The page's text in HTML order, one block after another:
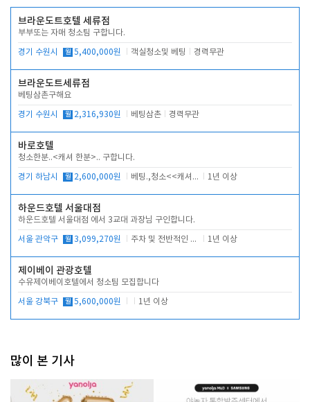
브라운도트호텔 세류점
부부또는 자매 청소팀 구합니다.
경기 수원시 월 5,400,000원 객실청소및 베팅 경력무관
브라운도트세류점
베팅삼촌구해요
경기 수원시 월 2,316,930원 베팅삼촌 경력무관
바로호텔
청소한분..<캐셔 한분>.. 구합니다.
경기 하남시 월 2,600,000원 베팅.,청소<<캐셔 모셔봅니다. 1년 이상
하운드호텔 서울대점
하운드호텔 서울대점 에서 3교대 과장님 구인합니다.
서울 관악구 월 3,099,270원 주차 및 전반적인 당번업무 1년 이상
제이베이 관광호텔
수유제이베이호텔에서 청소팀 모집합니다
서울 강북구 월 5,600,000원 1년 이상
많이 본 기사